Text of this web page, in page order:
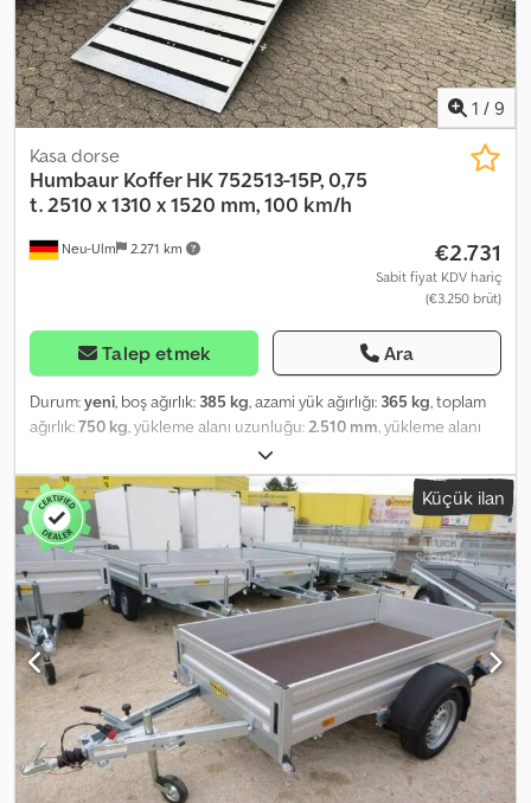
1 / 9
Neu-Ulm 2.271 km
Kasa dorse
Humbaur Koffer HK 752513-15P, 0,75
t. 2510 x 1310 x 1520 mm, 100 km/h
€2.731
Sabit fiyat KDV hariç
(€3.250 brüt)
Talep etmek Ara
Durum:yeni, boş ağırlık: 385 kg, azami yük ağırlığı: 365 kg, toplam
ağırlık:750 kg , yükleme alanı uzunluğu: 2.510 mm , yükleme alanı
, yükleme alanı yüksekliği:
alanı hacmi:4,9 m³, renk:beyaz, inşaat yüksekliği:2.080 mm,
çalışma genişliği:
1.760 mm
, Üretici: Humbaur Tip: Düşük platformlu
kapalı römork HK 752513-15P İzin Verilen Toplam Ağırlık: 750 kg,
frensiz Kullanım Yükü: 365 kg Boş Ağırlık: 385 kg Kasa Ölçüleri: 2510
x 1320 x 1520 mm Lastikler: 13 inç Yükleme Yüksekliği: 500 mm Arka
tarafında 300 kg yüke dayanıklı rampa 100 km/sa hızla kullanıma
uygun - V şeklindeki çekme çubuğu - Sıcak daldırma yöntemiyle
galvanize - 13 pinli fiş ve geri vites lambası - 15 mm kalınlığında
taban plakası - UV ışınlarına dayanıklı plastik kaplamalı, 15 mm
kalınlığında çok katmanlı ahşaptan yapılmış yan duvarlar ve tavan -
İç lamba monte edilmiş - Döner çubuklu kilit ve menteşeler
galvanize - Şasi profilinde 6 adet bağlama halkası, her bir halka için
400 kg çekme kuvveti, Dekra onaylı - Destek tekeri - Humbaur çok
Küçük ilan